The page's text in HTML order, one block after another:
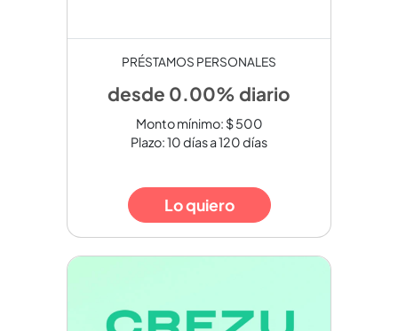
PRÉSTAMOS PERSONALES
desde 0.00% diario
Monto mínimo: $ 500
Plazo: 10 días a 120 días
Lo quiero